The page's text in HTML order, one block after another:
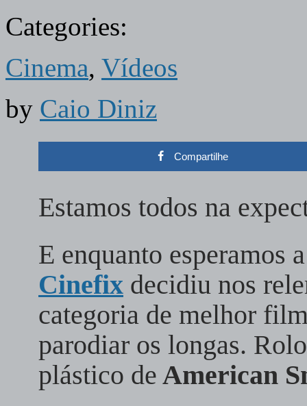
Categories:
Cinema, Vídeos
by Caio Diniz
Compartilhe
Estamos todos na
E enquanto esperamos
Cinefix decidiu nos
categoria de melhor
parodiar os longas.
plástico de American